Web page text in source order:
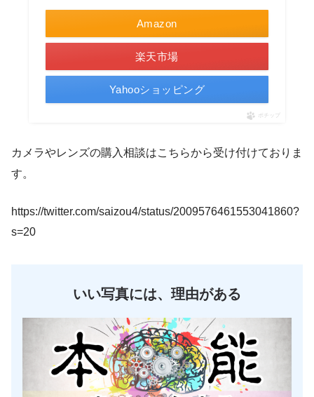
Amazon
楽天市場
Yahooショッピング
ポチップ
カメラやレンズの購入相談はこちらから受け付けておりま
す。
https://twitter.com/saizou4/status/2009576461553041860?
s=20
いい写真には、理由がある